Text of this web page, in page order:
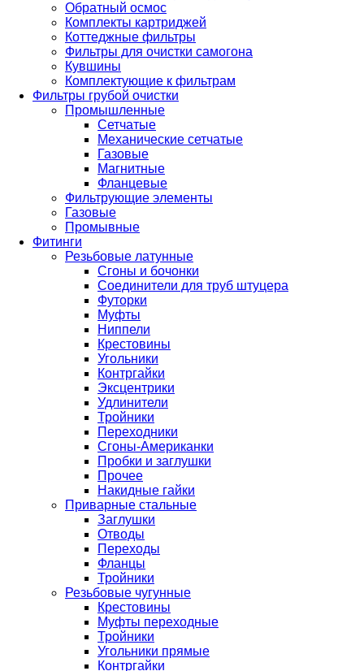
Обратный осмос
Комплекты картриджей
Коттеджные фильтры
Фильтры для очистки самогона
Кувшины
Комплектующие к фильтрам
Фильтры грубой очистки
Промышленные
Сетчатые
Механические сетчатые
Газовые
Магнитные
Фланцевые
Фильтрующие элементы
Газовые
Промывные
Фитинги
Резьбовые латунные
Сгоны и бочонки
Соединители для труб штуцера
Футорки
Муфты
Ниппели
Крестовины
Угольники
Контргайки
Эксцентрики
Удлинители
Тройники
Переходники
Сгоны-Американки
Пробки и заглушки
Прочее
Накидные гайки
Приварные стальные
Заглушки
Отводы
Переходы
Фланцы
Тройники
Резьбовые чугунные
Крестовины
Муфты переходные
Тройники
Угольники прямые
Контргайки